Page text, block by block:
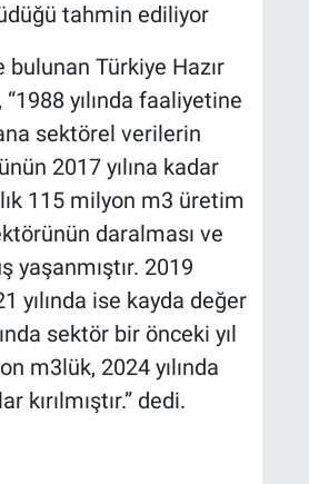
tahmin ediliyor
Türkiye Hazır
yılında faaliyetine
sektörel verilerin
2017 yılına kadar
115 milyon m3 üretim
daralması ve
yaşanmıştır. 2019
yılında ise kayda değer
sektör bir önceki yıl
m3lük, 2024 yılında
dedi.